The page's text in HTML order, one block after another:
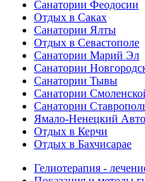
Санатории Феодосии
Отдых в Саках
Санатории Ялты
Отдых в Севастополе
Санатории Марий Эл
Санатории
Санатории Тывы
Санатории
Санатории
Ямало-Ненецкий
Отдых в Керчи
Отдых в Бахчисарае
Гелиотерапия -